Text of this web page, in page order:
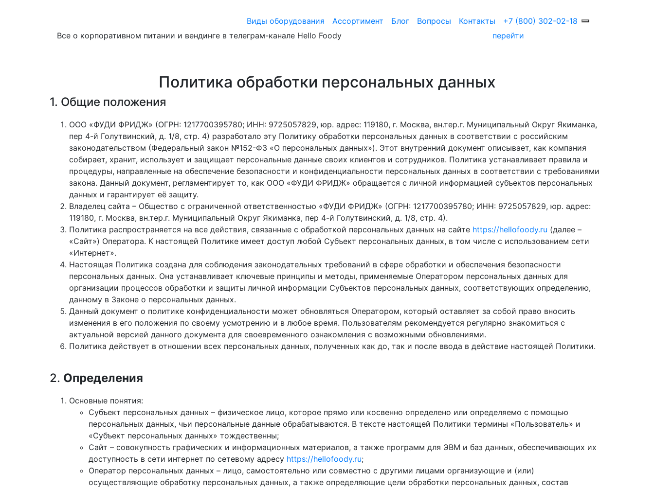
Все о корпоративном питании и вендинге в телеграм-канале Hello Foody перейти
Виды оборудования Ассортимент Блог Вопросы Контакты +7 (800) 302-02-18
Политика обработки персональных данных
1. Общие положения
ООО «ФУДИ ФРИДЖ» (ОГРН: 1217700395780; ИНН: 9725057829, юр. адрес: 119180, г. Москва, вн.тер.г. Муниципальный Округ Якиманка,
пер 4-й Голутвинский, д. 1/8, стр. 4) разработало эту Политику обработки персональных данных в соответствии с российским
законодательством (Федеральный закон №152-ФЗ «О персональных данных»). Этот внутренний документ описывает, как компания
собирает, хранит, использует и защищает персональные данные своих клиентов и сотрудников. Политика устанавливает правила и
процедуры, направленные на обеспечение безопасности и конфиденциальности персональных данных в соответствии с требованиями
закона. Данный документ, регламентирует то, как ООО «ФУДИ ФРИДЖ» обращается с личной информацией субъектов персональных
данных и гарантирует её защиту.
Владелец сайта – Общество с ограниченной ответственностью «ФУДИ ФРИДЖ» (ОГРН: 1217700395780; ИНН: 9725057829, юр. адрес:
119180, г. Москва, вн.тер.г. Муниципальный Округ Якиманка, пер 4-й Голутвинский, д. 1/8, стр. 4).
Политика распространяется на все действия, связанные с обработкой персональных данных на сайте https://hellofoody.ru (далее –
«Сайт») Оператора. К настоящей Политике имеет доступ любой Субъект персональных данных, в том числе с использованием сети
«Интернет».
Настоящая Политика создана для соблюдения законодательных требований в сфере обработки и обеспечения безопасности
персональных данных. Она устанавливает ключевые принципы и методы, применяемые Оператором персональных данных для
организации процессов обработки и защиты личной информации Субъектов персональных данных, соответствующих определению,
данному в Законе о персональных данных.
Данный документ о политике конфиденциальности может обновляться Оператором, который оставляет за собой право вносить
изменения в его положения по своему усмотрению и в любое время. Пользователям рекомендуется регулярно знакомиться с
актуальной версией данного документа для своевременного ознакомления с возможными обновлениями.
Политика действует в отношении всех персональных данных, полученных как до, так и после ввода в действие настоящей Политики.
2. Определения
Основные понятия:
Субъект персональных данных – физическое лицо, которое прямо или косвенно определено или определяемо с помощью
персональных данных, чьи персональные данные обрабатываются. В тексте настоящей Политики термины «Пользователь» и
«Субъект персональных данных» тождественны;
Сайт – совокупность графических и информационных материалов, а также программ для ЭВМ и баз данных, обеспечивающих их
доступность в сети интернет по сетевому адресу https://hellofoody.ru;
Оператор персональных данных – лицо, самостоятельно или совместно с другими лицами организующие и (или)
осуществляющие обработку персональных данных, а также определяющие цели обработки персональных данных, состав